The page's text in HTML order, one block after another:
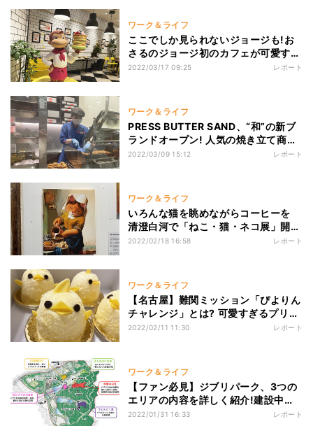
ワーク＆ライフ
ここでしか見られないジョージも!お
さるのジョージ初のカフェが可愛すぎ
た
2022/03/17 09:25 レポート
ワーク＆ライフ
PRESS BUTTER SAND、“和”の新ブ
ランドオープン! 人気の焼き立て商品
も
2022/03/09 15:12 レポート
ワーク＆ライフ
いろんな猫を眺めながらコーヒーを
清澄白河で「ねこ・猫・ネコ展」開催
中
2022/02/18 16:58 レポート
ワーク＆ライフ
【名古屋】難関ミッション「ぴよりん
チャレンジ」とは? 可愛すぎるプリン
を無事に運べ!
2022/02/11 11:30 レポート
ワーク＆ライフ
【ファン必見】ジブリパーク、3つの
エリアの内容を詳しく紹介!建設中の
様子も
2022/01/31 16:33 レポート